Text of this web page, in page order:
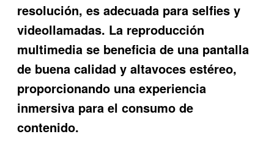
resolución, es adecuada para selfies y
videollamadas. La reproducción
multimedia se beneficia de una pantalla
de buena calidad y altavoces estéreo,
proporcionando una experiencia
inmersiva para el consumo de
contenido.